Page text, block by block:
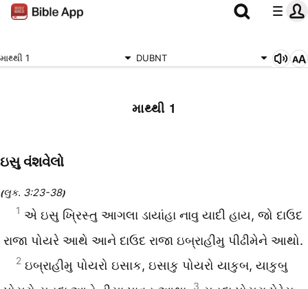
માથ્થી 1 DUBNT
માથ્થી 1
ઇસુ વંશવેલો
(લુક. 3:23-38)
1 એ ઇસુ ખ્રિસ્તુ આગલા ડાયાંહા નાવુ યાદી હાય, જો દાઉદ
રાજા પોયરે આથે આને દાઉદ રાજા ઇબ્રાહીમુ પીઢીમેને આથો.
2 ઇબ્રાહીમુ પોયરો ઇસાક, ઇસાકુ પોયરો યાકુબ, યાકુબુ
3